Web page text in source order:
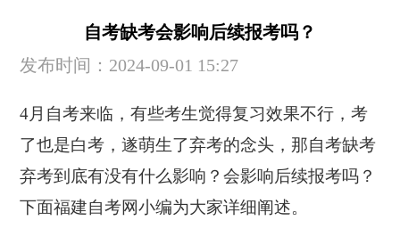
自考缺考会影响后续报考吗？
发布时间：2024-09-01 15:27
4月自考来临，有些考生觉得复习效果不行，考
了也是白考，遂萌生了弃考的念头，那自考缺考
弃考到底有没有什么影响？会影响后续报考吗？
下面福建自考网小编为大家详细阐述。